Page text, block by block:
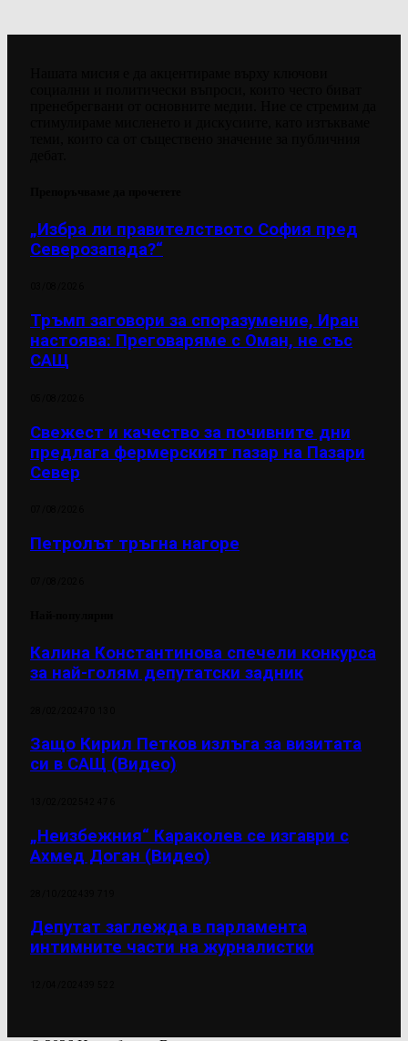
„Избра ли правителството София пред
Северозапада?“
Тръмп заговори за споразумение, Иран
настоява: Преговаряме с Оман, не със
САЩ
Свежест и качество за почивните дни
предлага фермерският пазар на Пазари
Север
Петролът тръгна нагоре
Калина Константинова спечели конкурса
за най-голям депутатски задник
Защо Кирил Петков излъга за визитата
си в САЩ (Видео)
„Неизбежния“ Караколев се изгаври с
Ахмед Доган (Видео)
Депутат заглежда в парламента
интимните части на журналистки